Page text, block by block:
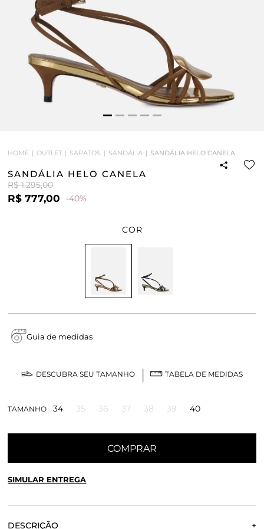
HOME OUTLET SAPATOS SANDÁLIA SANDÁLIA HELO CANELA
SANDÁLIA HELO CANELA
R$ 1.295,00
R$ 777,00 -40%
COR
Guia de medidas
DESCUBRA SEU TAMANHO TABELA DE MEDIDAS
TAMANHO 34 35 36 37 38 39 40
COMPRAR
SIMULAR ENTREGA
DESCRIÇÃO